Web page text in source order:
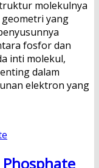
molekulnya
yang
fosfor dan
inti molekul,
dalam
elektron yang